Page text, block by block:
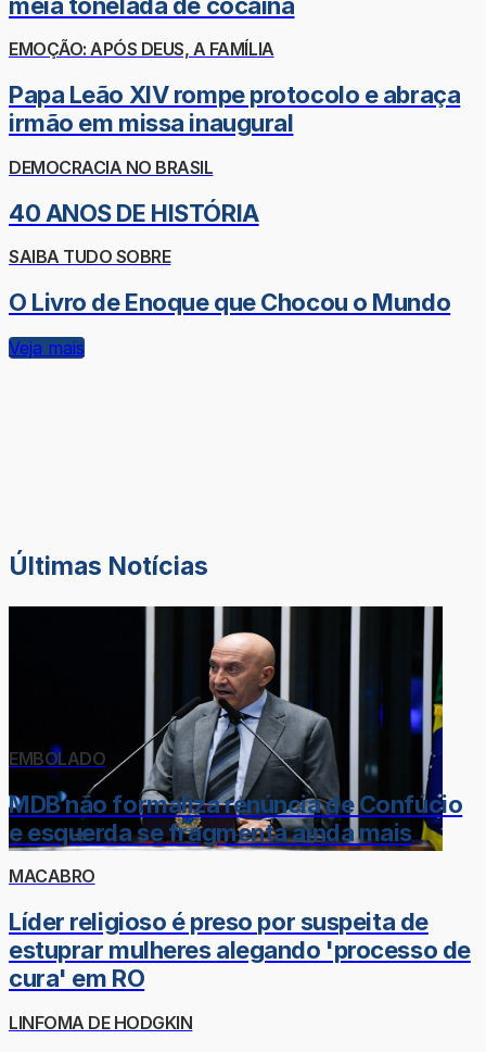
EMOÇÃO: APÓS DEUS, A FAMÍLIA
Papa Leão XIV rompe protocolo e abraça
irmão em missa inaugural
DEMOCRACIA NO BRASIL
40 ANOS DE HISTÓRIA
SAIBA TUDO SOBRE
O Livro de Enoque que Chocou o Mundo
Veja mais
Últimas Notícias
EMBOLADO
MDB não formaliza renúncia de Confúcio
e esquerda se fragmenta ainda mais
MACABRO
Líder religioso é preso por suspeita de
estuprar mulheres alegando 'processo de
cura' em RO
LINFOMA DE HODGKIN